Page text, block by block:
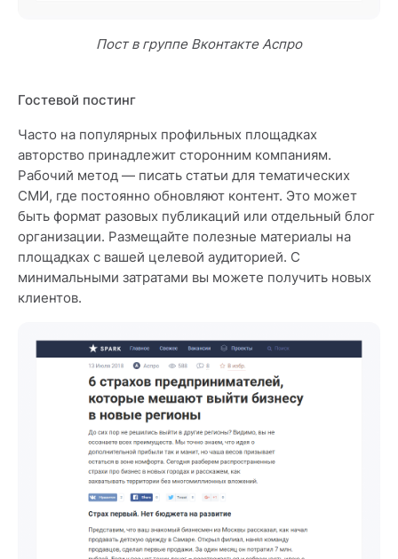
Пост в группе Вконтакте Аспро
Гостевой постинг
Часто на популярных профильных площадках
авторство принадлежит сторонним компаниям.
Рабочий метод — писать статьи для тематических
СМИ, где постоянно обновляют контент. Это может
быть формат разовых публикаций или отдельный блог
организации. Размещайте полезные материалы на
площадках с вашей целевой аудиторией. С
минимальными затратами вы можете получить новых
клиентов.